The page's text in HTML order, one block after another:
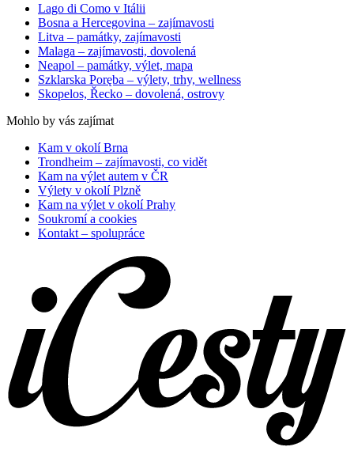
Lago di Como v Itálii
Bosna a Hercegovina – zajímavosti
Litva – památky, zajímavosti
Malaga – zajímavosti, dovolená
Neapol – památky, výlet, mapa
Szklarska Poręba – výlety, trhy, wellness
Skopelos, Řecko – dovolená, ostrovy
Mohlo by vás zajímat
Kam v okolí Brna
Trondheim – zajímavosti, co vidět
Kam na výlet autem v ČR
Výlety v okolí Plzně
Kam na výlet v okolí Prahy
Soukromí a cookies
Kontakt – spolupráce